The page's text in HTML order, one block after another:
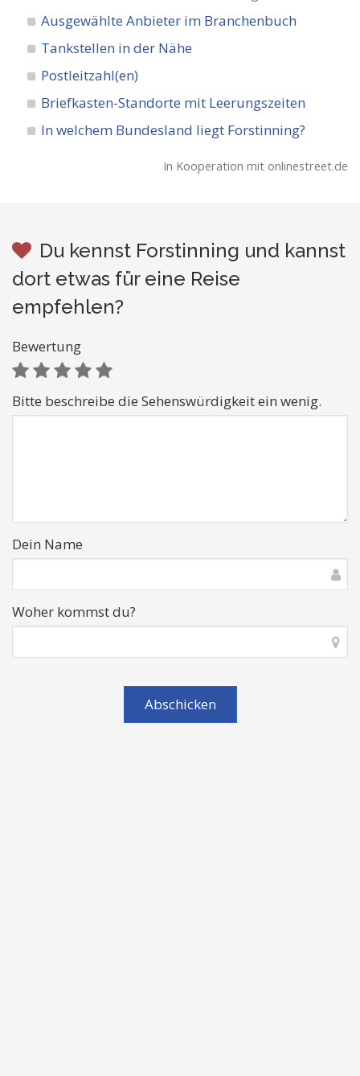
Ausgewählte Anbieter im Branchenbuch
Tankstellen in der Nähe
Postleitzahl(en)
Briefkasten-Standorte mit Leerungszeiten
In welchem Bundesland liegt Forstinning?
In Kooperation mit onlinestreet.de
Du kennst Forstinning und kannst
dort etwas für eine Reise
empfehlen?
Bewertung
Bitte beschreibe die Sehenswürdigkeit ein wenig.
Dein Name
Woher kommst du?